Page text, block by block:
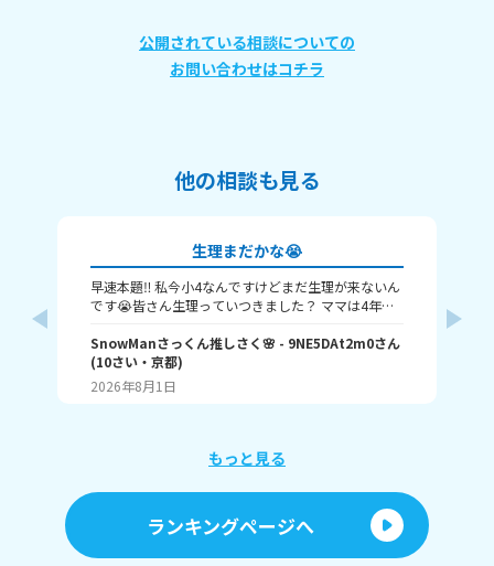
公開されている相談についての
お問い合わせはコチラ
他の相談も見る
生理まだかな😭
早速本題‼️ 私今小4なんですけどまだ生理が来ないん
です😭皆さん生理っていつきました？ ママは4年生
のかな💦 教えてください🙇‍♀️ 以上さくでした😊
SnowManさっくん推しさく🌸 - 9NE5DAt2m0さん
(10さい・ 京都)
2026年8月1日
もっと見る
ランキングページへ